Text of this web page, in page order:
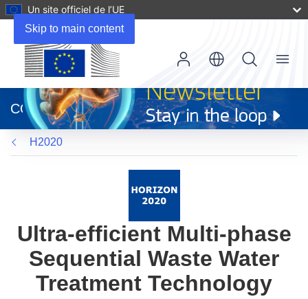
Skip to main content
Un site officiel de l’UE
dans
une
nouvelle
fenêtre)
CORDIS
Menu
H2020
Ultra-efficient Multi-phase
Sequential Waste Water
Treatment Technology